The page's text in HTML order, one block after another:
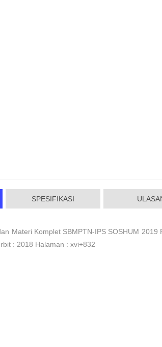
SPESIFIKASI
Materi Komplet SBMPTN-IPS SOSHUM 2019
: 2018 Halaman : xvi+832